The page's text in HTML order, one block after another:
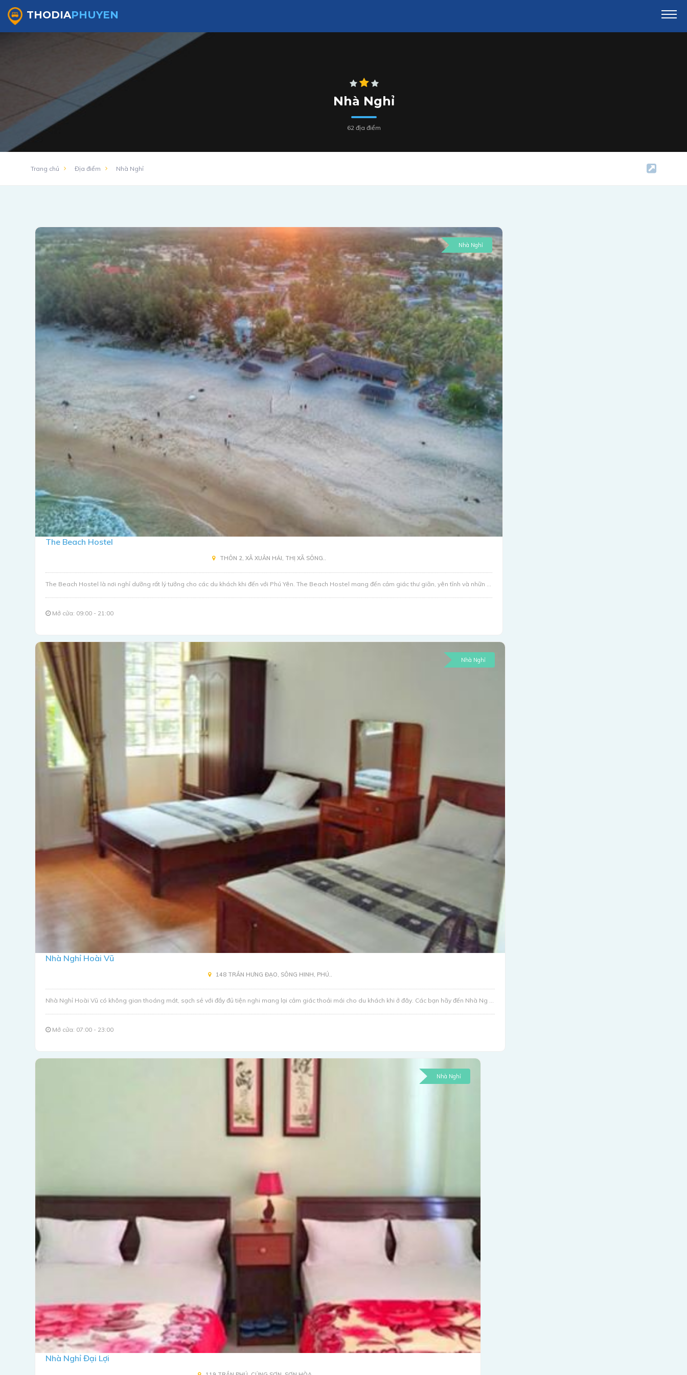
THODIAPHUYEN
TOP Nhà Nghỉ Giá Rẻ Tại Phú Yên【Cập Nhật 2022】
Nhà Nghỉ
62 địa điểm
Trang chủ Địa điểm Nhà Nghỉ
Nhà Nghỉ
The Beach Hostel
THÔN 2, XÃ XUÂN HẢI, THỊ XÃ SÔNG..
The Beach Hostel là nơi nghỉ dưỡng rất lý tưởng cho các du khách khi đến với Phú Yên. The Beach Hostel mang đến cảm giác thư giãn, yên tĩnh và nhữn ...
Mở cửa: 09:00 - 21:00
Nhà Nghỉ
Nhà Nghỉ Hoài Vũ
148 TRẦN HƯNG ĐẠO, SÔNG HINH, PHÚ..
Nhà Nghỉ Hoài Vũ có không gian thoáng mát, sạch sẻ với đầy đủ tiện nghi mang lại cảm giác thoải mái cho du khách khi ở đây. Các bạn hãy đến Nhà Ng ...
Mở cửa: 07:00 - 23:00
Nhà Nghỉ
Nhà Nghỉ Đại Lợi